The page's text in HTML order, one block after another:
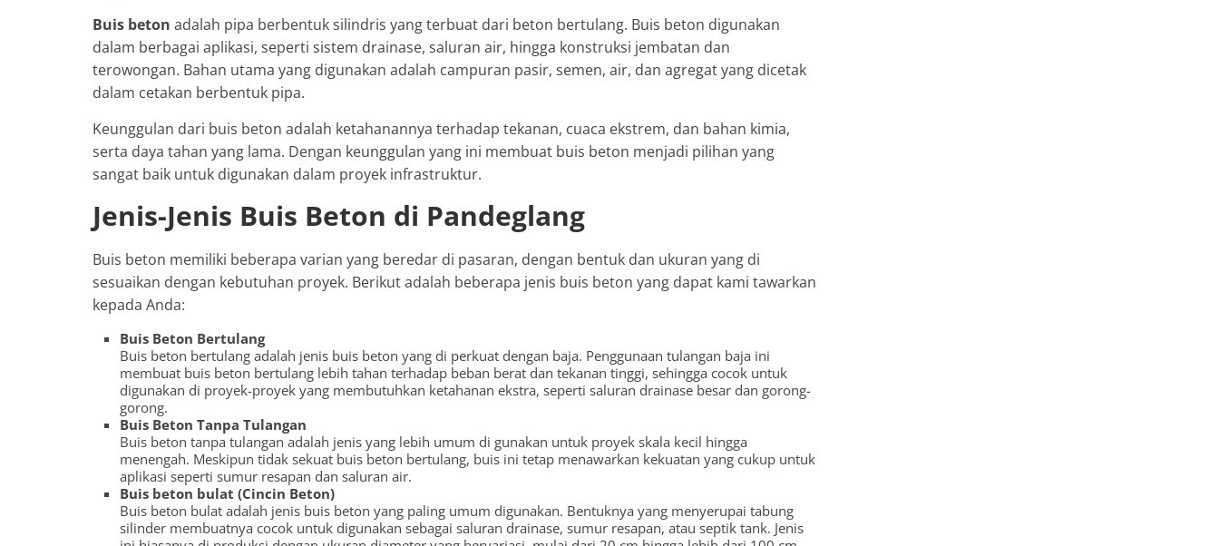
Buis beton adalah pipa berbentuk silindris yang terbuat dari beton bertulang. Buis beton digunakan
dalam berbagai aplikasi, seperti sistem drainase, saluran air, hingga konstruksi jembatan dan
terowongan. Bahan utama yang digunakan adalah campuran pasir, semen, air, dan agregat yang dicetak
dalam cetakan berbentuk pipa.
Keunggulan dari buis beton adalah ketahanannya terhadap tekanan, cuaca ekstrem, dan bahan kimia,
serta daya tahan yang lama. Dengan keunggulan yang ini membuat buis beton menjadi pilihan yang
sangat baik untuk digunakan dalam proyek infrastruktur.
Jenis-Jenis Buis Beton di Pandeglang
Buis beton memiliki beberapa varian yang beredar di pasaran, dengan bentuk dan ukuran yang di
sesuaikan dengan kebutuhan proyek. Berikut adalah beberapa jenis buis beton yang dapat kami tawarkan
kepada Anda:
Buis Beton Bertulang
Buis beton bertulang adalah jenis buis beton yang di perkuat dengan baja. Penggunaan tulangan baja ini
membuat buis beton bertulang lebih tahan terhadap beban berat dan tekanan tinggi, sehingga cocok untuk
digunakan di proyek-proyek yang membutuhkan ketahanan ekstra, seperti saluran drainase besar dan gorong-
gorong.
Buis Beton Tanpa Tulangan
Buis beton tanpa tulangan adalah jenis yang lebih umum di gunakan untuk proyek skala kecil hingga
menengah. Meskipun tidak sekuat buis beton bertulang, buis ini tetap menawarkan kekuatan yang cukup untuk
aplikasi seperti sumur resapan dan saluran air.
Buis beton bulat (Cincin Beton)
Buis beton bulat adalah jenis buis beton yang paling umum digunakan. Bentuknya yang menyerupai tabung
silinder membuatnya cocok untuk digunakan sebagai saluran drainase, sumur resapan, atau septik tank. Jenis